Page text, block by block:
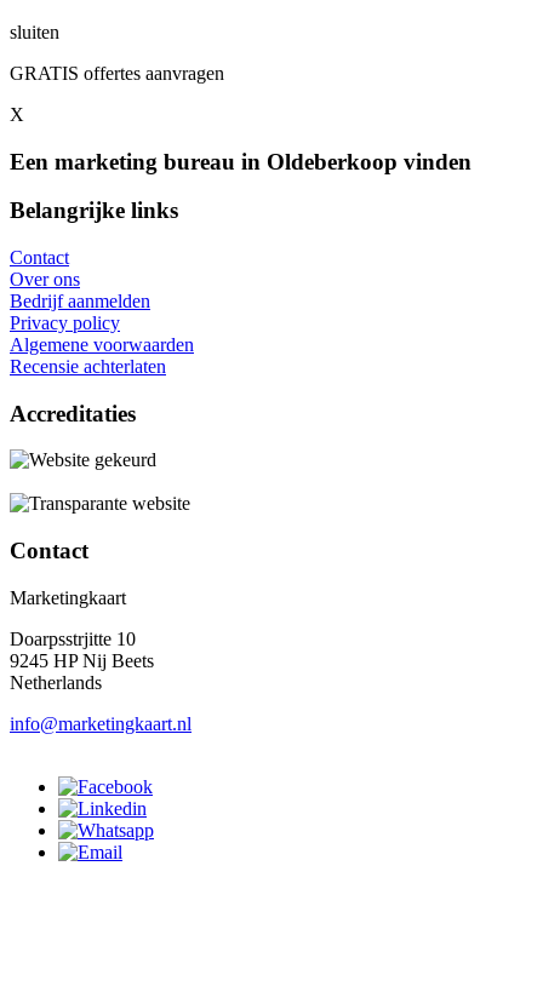
sluiten
GRATIS offertes aanvragen
X
Een marketing bureau in Oldeberkoop vinden
Belangrijke links
Contact
Over ons
Bedrijf aanmelden
Privacy policy
Algemene voorwaarden
Recensie achterlaten
Accreditaties
Contact
Marketingkaart
Doarpsstrjitte 10
9245 HP Nij Beets
Netherlands
info@marketingkaart.nl